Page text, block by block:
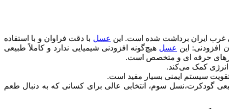
غرب ایران برداشت شده است. این عسل با دقت فراوان و با استفاده
عسل هیچ‌گونه افزودنی شیمیایی ندارد و کاملاً طبیعی
حرفه ای و متخصص است.
انرژی کمک می‌کند.
سیستم ایمنی بسیار مفید است.
گودکرت،نسل سوم، انتخابی عالی برای کسانی که به دنبال طعم